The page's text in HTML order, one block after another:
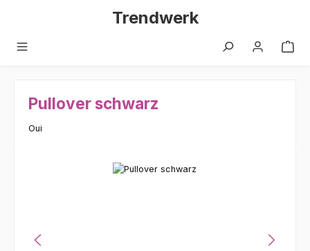
Zum Hauptinhalt springenTrendwerk
Pullover schwarz
Oui
Bildergalerie überspringen